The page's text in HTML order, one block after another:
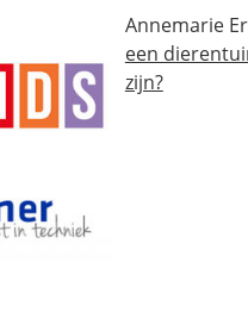
Annemarie
een
zijn?